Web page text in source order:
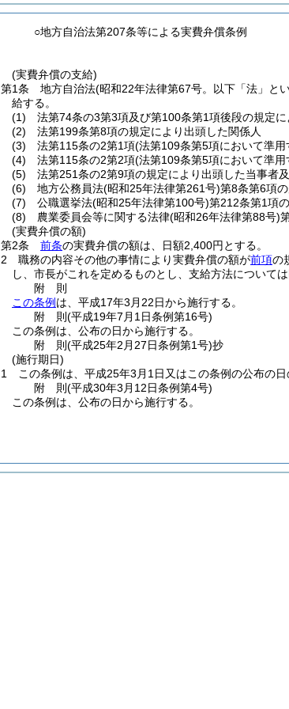
○地方自治法第207条等による実費弁償条例
(実費弁償の支給)
第1条
地方自治法(昭和22年法律第67号。以下「法」と
給する。
(1)
法第74条の3第3項及び第100条第1項後段の規定
(2)
法第199条第8項の規定により出頭した関係人
(3)
法第115条の2第1項(法第109条第5項において準
(4)
法第115条の2第2項(法第109条第5項において準
(5)
法第251条の2第9項の規定により出頭した当事者
(6)
地方公務員法(昭和25年法律第261号)第8条第6項
(7)
公職選挙法(昭和25年法律第100号)第212条第1項
(8)
農業委員会等に関する法律(昭和26年法律第88号)
(実費弁償の額)
第2条
前条の実費弁償の額は、日額2,400円とする。
2
職務の内容その他の事情により実費弁償の額が前項の
し、市長がこれを定めるものとし、支給方法について
附 則
この条例 は、平成17年3月22日から施行する。
附 則(平成19年7月1日条例第16号)
この条例は、公布の日から施行する。
附 則(平成25年2月27日条例第1号)抄
(施行期日)
1
この条例は、平成25年3月1日又はこの条例の公布の日
附 則(平成30年3月12日条例第4号)
この条例は、公布の日から施行する。